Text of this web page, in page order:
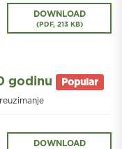
DOWNLOAD
(PDF, 213 KB)
godinu Popular
DOWNLOAD